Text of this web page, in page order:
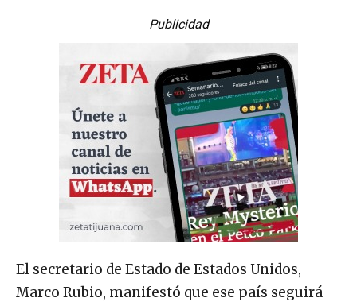
Publicidad
El secretario de Estado de Estados Unidos,
Marco Rubio, manifestó que ese país seguirá